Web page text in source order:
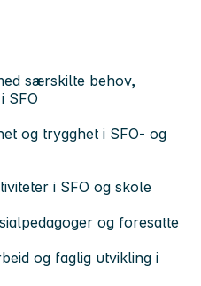
særskilte behov,
SFO
og trygghet i SFO- og
i SFO og skole
og foresatte
og faglig utvikling i